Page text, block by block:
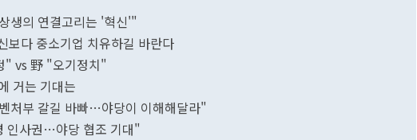
생의 연결고리는 '혁신'"
보다 중소기업 치유하길 바란다
" vs 野 "오기정치"
거는 기대는
처부 갈길 바빠…야당이 이해해달라"
인사권…야당 협조 기대"